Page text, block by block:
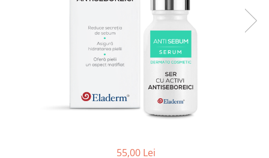
Produse pentru pete pigmentare
55,00 Lei